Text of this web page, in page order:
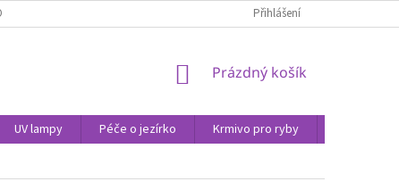
ÚDAJŮ Přihlášení
NÁKUPNÍ
Prázdný košík
UV lampy Péče o jezírko Krmivo pro ryby